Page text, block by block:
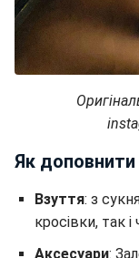
Як доповнити
Взуття: з
кросівки, так
Аксесуари: